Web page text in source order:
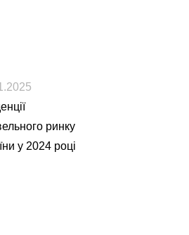
ринку
у 2024 році